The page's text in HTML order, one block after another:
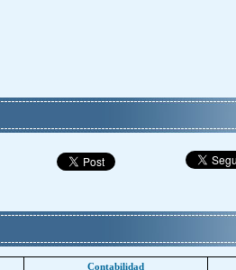
Contabilidad